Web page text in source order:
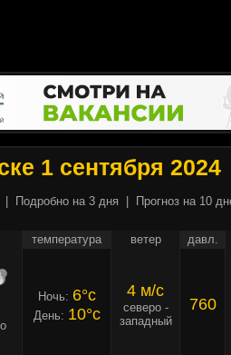
1 сентября 2024
Подробно на 3 дня Прогноз на 10
температура ветер давл.
Ночь: 6°c
День: 10°c
4 м/c
северо -
западный
760